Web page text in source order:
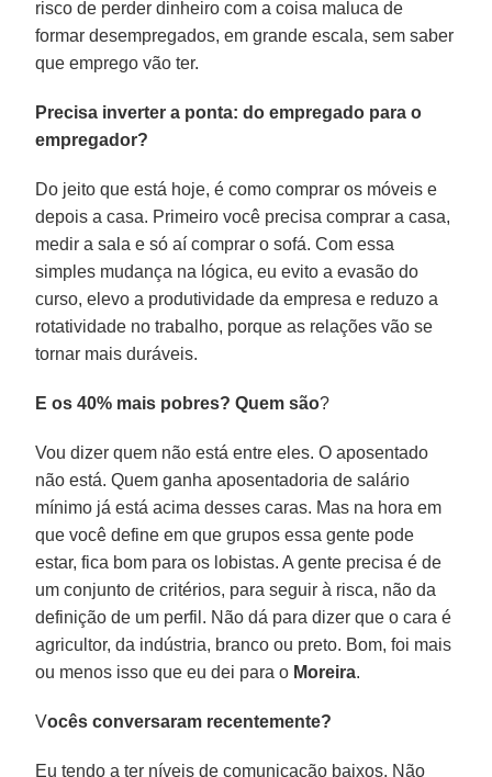
risco de perder dinheiro com a coisa maluca de
formar desempregados, em grande escala, sem saber
que emprego vão ter.
Precisa inverter a ponta: do empregado para o
empregador?
Do jeito que está hoje, é como comprar os móveis e
depois a casa. Primeiro você precisa comprar a casa,
medir a sala e só aí comprar o sofá. Com essa
simples mudança na lógica, eu evito a evasão do
curso, elevo a produtividade da empresa e reduzo a
rotatividade no trabalho, porque as relações vão se
tornar mais duráveis.
E os 40% mais pobres? Quem são?
Vou dizer quem não está entre eles. O aposentado
não está. Quem ganha aposentadoria de salário
mínimo já está acima desses caras. Mas na hora em
que você define em que grupos essa gente pode
estar, fica bom para os lobistas. A gente precisa é de
um conjunto de critérios, para seguir à risca, não da
definição de um perfil. Não dá para dizer que o cara é
agricultor, da indústria, branco ou preto. Bom, foi mais
ou menos isso que eu dei para o Moreira.
Vocês conversaram recentemente?
Eu tendo a ter níveis de comunicação baixos. Não